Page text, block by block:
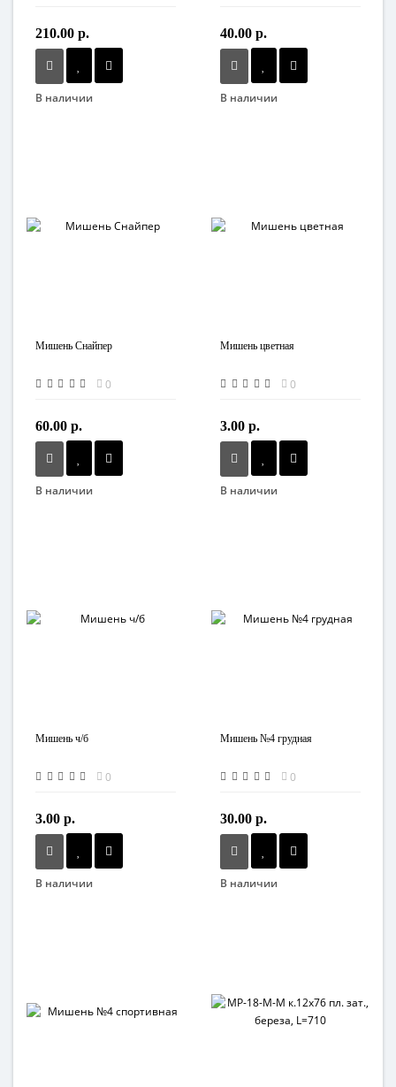
210.00 р.
В наличии
40.00 р.
В наличии
Мишень Снайпер
0
60.00 р.
В наличии
Мишень цветная
0
3.00 р.
В наличии
Мишень ч/б
0
3.00 р.
В наличии
Мишень №4 грудная
0
30.00 р.
В наличии